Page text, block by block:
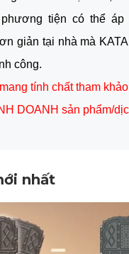
tiện có thể áp
giản tại nhà mà
công.
tính chất tham
DOANH sản phẩm/
nhất